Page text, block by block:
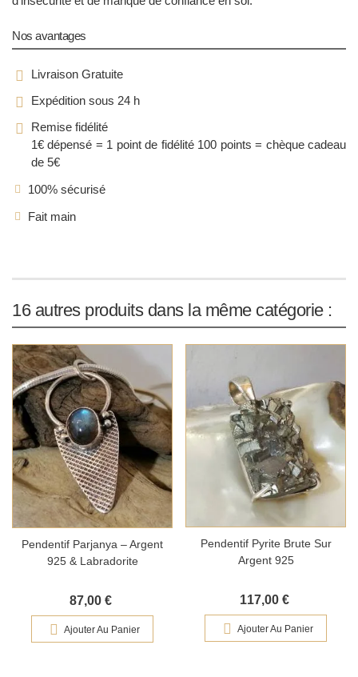
Nos avantages
Livraison Gratuite
Expédition sous 24 h
Remise fidélité
1€ dépensé = 1 point de fidélité100 points = chèque cadeau
de 5€
100% sécurisé
Fait main
16 autres produits dans la même catégorie :
Pendentif Parjanya – Argent
925 & Labradorite
87,00 €
Ajouter Au Panier
Pendentif Pyrite Brute Sur
Argent 925
117,00 €
Ajouter Au Panier